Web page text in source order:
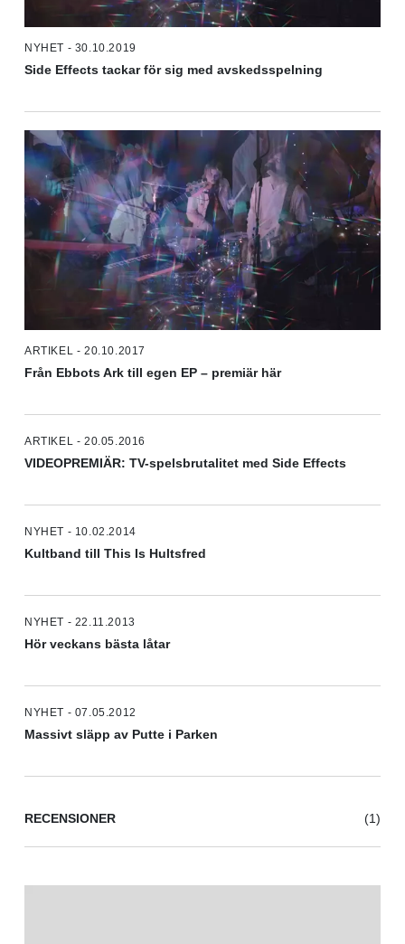
NYHET - 30.10.2019
Side Effects tackar för sig med avskedsspelning
ARTIKEL - 20.10.2017
Från Ebbots Ark till egen EP – premiär här
ARTIKEL - 20.05.2016
VIDEOPREMIÄR: TV-spelsbrutalitet med Side Effects
NYHET - 10.02.2014
Kultband till This Is Hultsfred
NYHET - 22.11.2013
Hör veckans bästa låtar
NYHET - 07.05.2012
Massivt släpp av Putte i Parken
RECENSIONER (1)